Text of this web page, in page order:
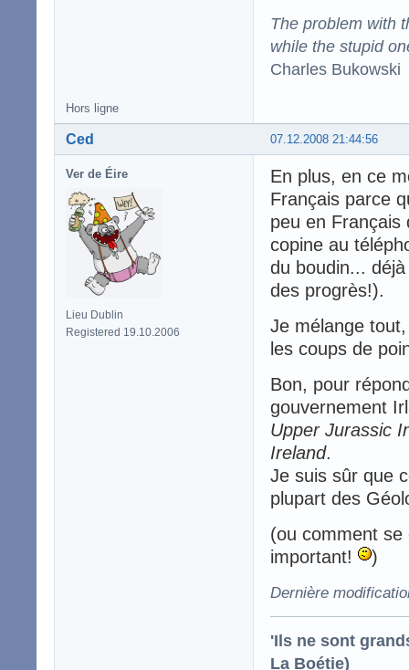
The problem with
while the stupid
Charles Bukowski
Hors ligne
07.12.2008 21:44:56
Ced
Ver de Éire
Lieu Dublin
Registered 19.10.2006
En plus, en ce
Français parce
peu en Français
copine au
du boudin...
des progrès!).
Je mélange
les coups de
Bon, pour
gouvernement
Upper Jurassic
Ireland.
Je suis sûr que
plupart des
(ou comment se
important!
)
Dernière
'Ils ne sont
La Boétie)